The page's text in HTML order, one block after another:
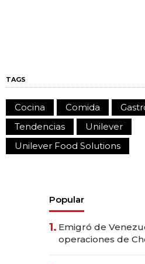
TAGS
Cocina Comida
Tendencias
Unilever
Unilever Food Solutions
Popular
1. Emigró de
operaciones de